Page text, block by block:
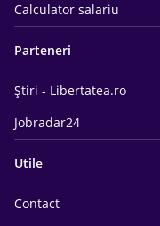
Calculator salariu
Parteneri
Știri - Libertatea.ro
Jobradar24
Utile
Contact